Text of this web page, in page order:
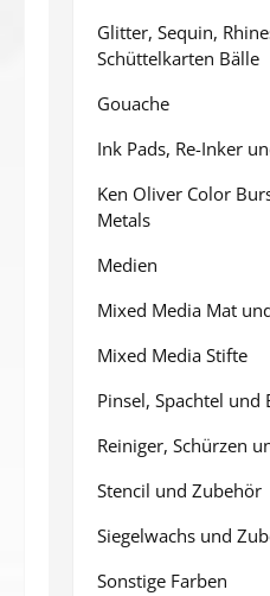
Glitter, Sequin,
Schüttelkarten Bälle
Gouache
Ink Pads, Re-Inker
Ken Oliver Color
Metals
Medien
Mixed Media Mat
Mixed Media Stifte
Pinsel, Spachtel und
Reiniger, Schürzen
Stencil und Zubehör
Siegelwachs und
Sonstige Farben